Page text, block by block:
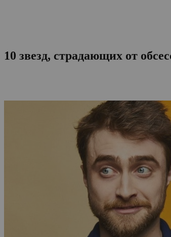
10 звезд, страдающих от